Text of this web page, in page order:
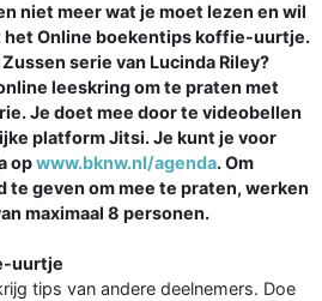
niet meer wat je moet lezen en wil
het Online boekentips koffie-uurtje.
serie van Lucinda Riley?
leeskring om te praten met
Je doet mee door te videobellen
platform Jitsi. Je kunt je voor
opwww.bknw.nl/agenda. Om
te geven om mee te praten, werken
maximaal 8 personen.
uurtje
tips van andere deelnemers. Doe